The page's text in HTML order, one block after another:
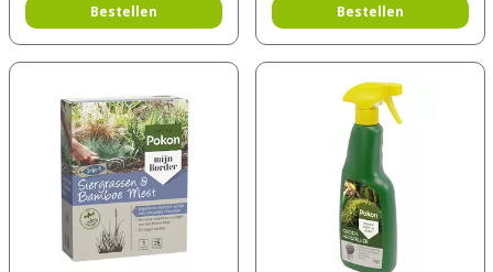
Bestellen Bestellen